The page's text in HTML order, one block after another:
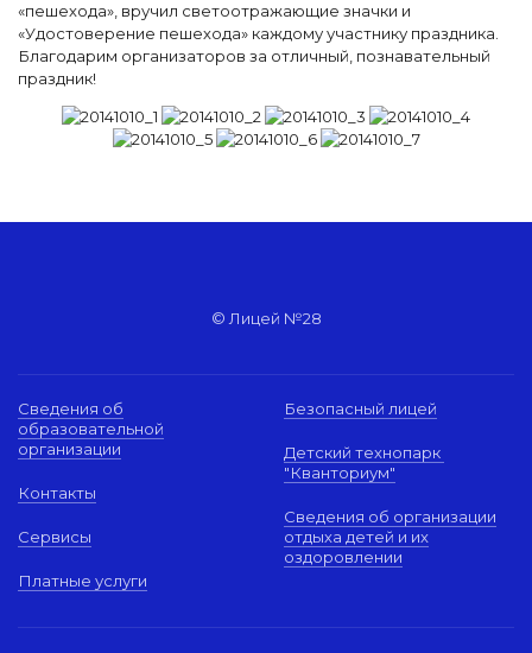
«пешехода», вручил светоотражающие значки и
«Удостоверение пешехода» каждому участнику праздника.
Благодарим организаторов за отличный, познавательный
праздник!
© Лицей №28
Сведения об
образовательной
организации
Контакты
Сервисы
Платные услуги
Безопасный лицей
Детский технопарк
"Кванториум"
Сведения об организации
отдыха детей и их
оздоровлении